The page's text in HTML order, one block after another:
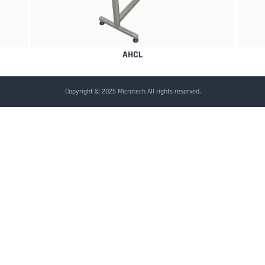
AHCL
Copyright © 2025 Microtech All rights reserved.